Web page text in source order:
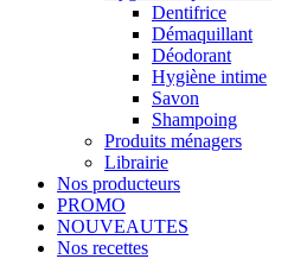
Dentifrice
Démaquillant
Déodorant
Hygiène intime
Savon
Shampoing
Produits ménagers
Librairie
Nos producteurs
PROMO
NOUVEAUTES
Nos recettes